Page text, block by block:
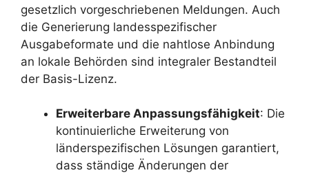
gesetzlich vorgeschriebenen Meldungen. Auch
die Generierung landesspezifischer
Ausgabeformate und die nahtlose Anbindung
an lokale Behörden sind integraler Bestandteil
der Basis-Lizenz.
Erweiterbare Anpassungsfähigkeit: Die
kontinuierliche Erweiterung von
länderspezifischen Lösungen garantiert,
dass ständige Änderungen der